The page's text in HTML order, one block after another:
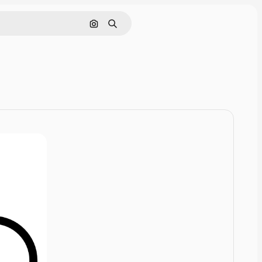
画像で検索
検索